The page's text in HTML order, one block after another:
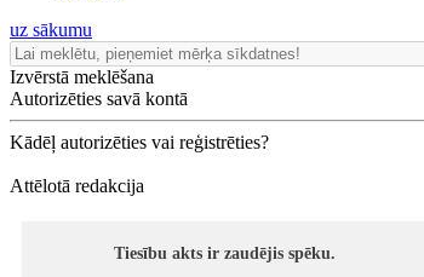
uz sākumu
Izvērstā meklēšana
Autorizēties savā kontā
Kādēļ autorizēties vai reģistrēties?
Attēlotā redakcija
Tiesību akts ir zaudējis spēku.